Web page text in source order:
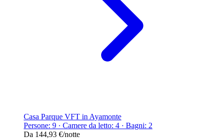
Casa Parque VFT in Ayamonte
Persone: 9 · Camere da letto: 4 · Bagni: 2
Da 144,93 €/notte